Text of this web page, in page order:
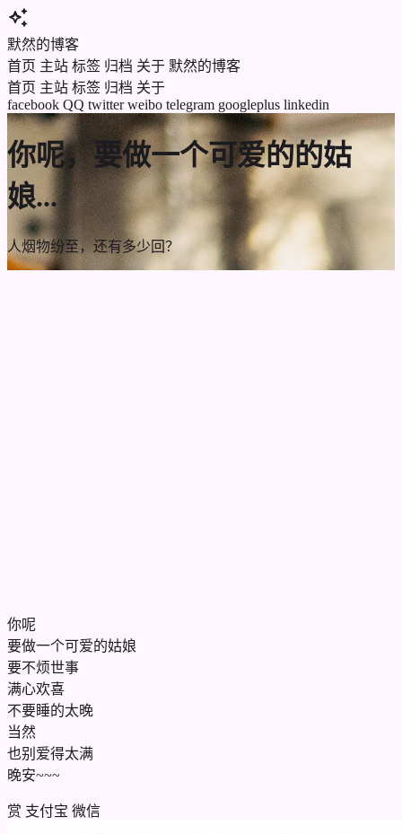
auto_awesome
默然的博客
首页 主站 标签 归档 关于 默然的博客
首页 主站 标签 归档 关于
facebook QQ twitter weibo telegram googleplus linkedin
你呢，要做一个可爱的的姑
娘...
人烟物纷至，还有多少回？
你呢
要做一个可爱的姑娘
要不烦世事
满心欢喜
不要睡的太晚
当然
也别爱得太满
晚安~~~
赏 支付宝 微信